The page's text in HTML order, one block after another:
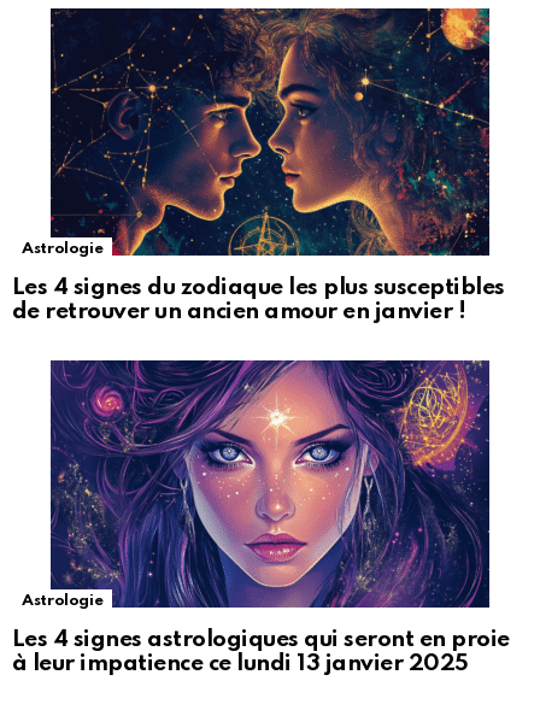
Astrologie
Les 4 signes du zodiaque les plus susceptibles
de retrouver un ancien amour en janvier !
Astrologie
Les 4 signes astrologiques qui seront en proie
à leur impatience ce lundi 13 janvier 2025